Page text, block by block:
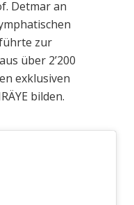
Detmar an
zur
über 2’200
exklusiven
bilden.